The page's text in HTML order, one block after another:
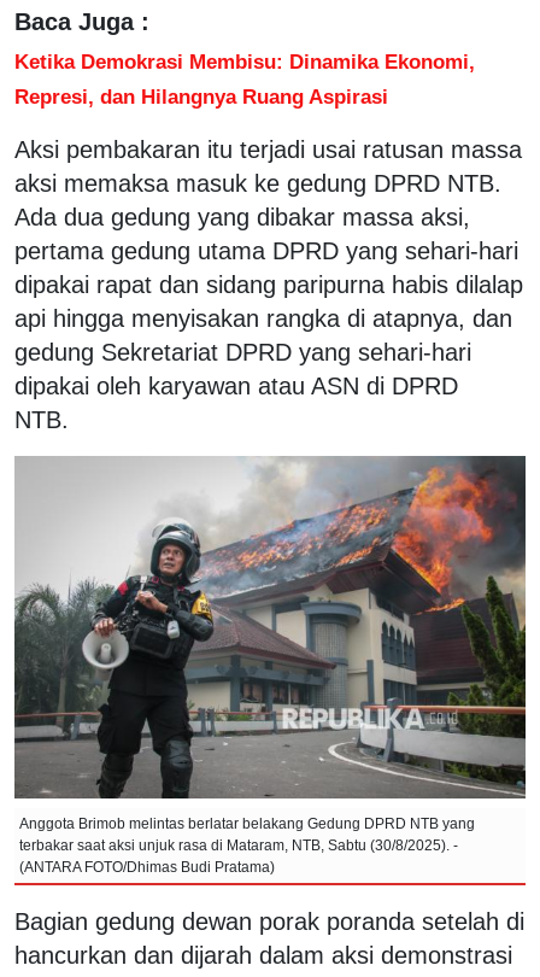
Baca Juga :
Ketika Demokrasi Membisu: Dinamika Ekonomi,
Represi, dan Hilangnya Ruang Aspirasi
Aksi pembakaran itu terjadi usai ratusan massa
aksi memaksa masuk ke gedung DPRD NTB.
Ada dua gedung yang dibakar massa aksi,
pertama gedung utama DPRD yang sehari-hari
dipakai rapat dan sidang paripurna habis dilalap
api hingga menyisakan rangka di atapnya, dan
gedung Sekretariat DPRD yang sehari-hari
dipakai oleh karyawan atau ASN di DPRD
NTB.
Anggota Brimob melintas berlatar belakang Gedung DPRD NTB yang
terbakar saat aksi unjuk rasa di Mataram, NTB, Sabtu (30/8/2025). -
(ANTARA FOTO/Dhimas Budi Pratama)
Bagian gedung dewan porak poranda setelah di
hancurkan dan dijarah dalam aksi demonstrasi